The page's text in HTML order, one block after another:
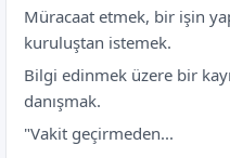
Müracaat etmek, bir işin
kuruluştan istemek.
Bilgi edinmek üzere bir
danışmak.
"Vakit geçirmeden...